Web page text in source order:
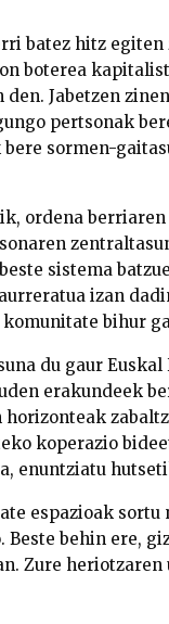
batez hitz
boterea
Jabetzen
pertsonak
sormen-
ordena
sistema
izan
bihur
du gaur
erakundeek
horizonteak
koperazio
enuntziatu
espazioak
behin ere,
Zure